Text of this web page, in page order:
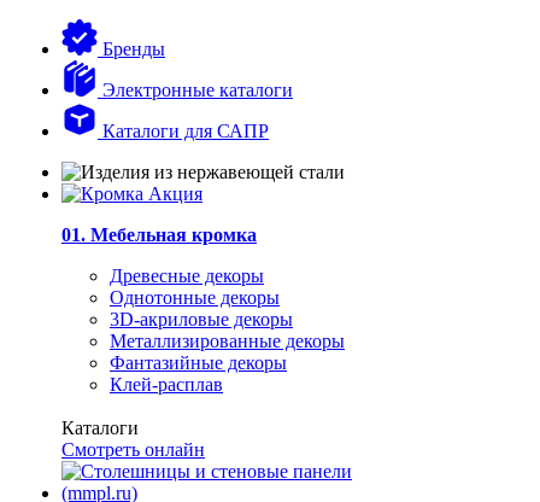
Бренды
Электронные каталоги
Каталоги для САПР
01. Мебельная кромка
Древесные декоры
Однотонные декоры
3D-акриловые декоры
Металлизированные декоры
Фантазийные декоры
Клей-расплав
Каталоги
Смотреть онлайн